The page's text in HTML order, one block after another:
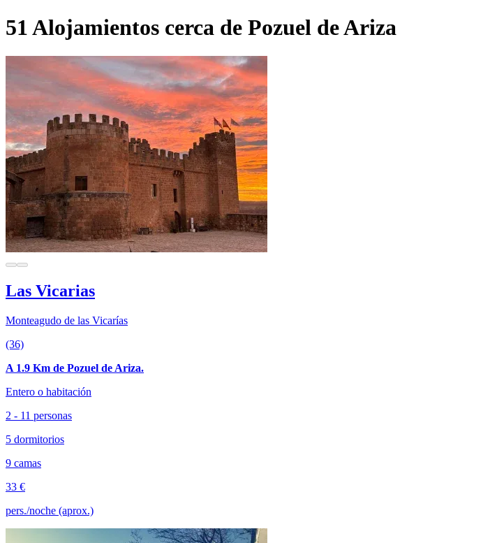
51 Alojamientos cerca de Pozuel de Ariza
Las Vicarias
Monteagudo de las Vicarías
(36)
A 1.9 Km de Pozuel de Ariza.
Entero o habitación
2 - 11 personas
5 dormitorios
9 camas
33 €
pers./noche (aprox.)